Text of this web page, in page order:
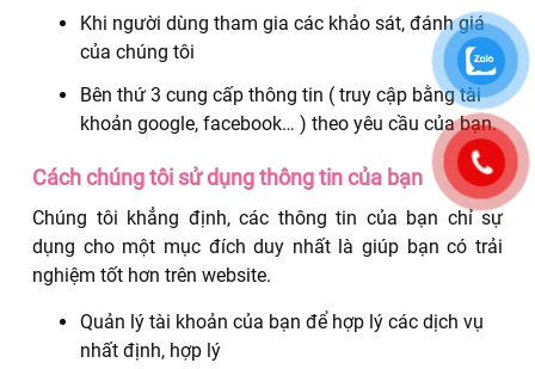
Khi người dùng tham gia các khảo sát, đánh giá
của chúng tôi
Bên thứ 3 cung cấp thông tin ( truy cập bằng tài
khoản google, facebook… ) theo yêu cầu của bạn.
Cách chúng tôi sử dụng thông tin của bạn
Chúng tôi khẳng định, các thông tin của bạn chỉ sự
dụng cho một mục đích duy nhất là giúp bạn có trải
nghiệm tốt hơn trên website.
Quản lý tài khoản của bạn để hợp lý các dịch vụ
nhất định, hợp lý